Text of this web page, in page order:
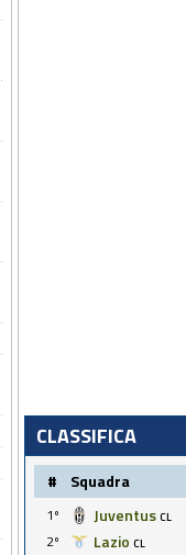
CLASSIFICA
# Squadra
1º Juventus CL
2º
Lazio CL